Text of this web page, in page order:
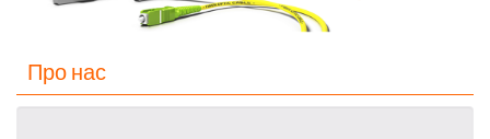
Про нас